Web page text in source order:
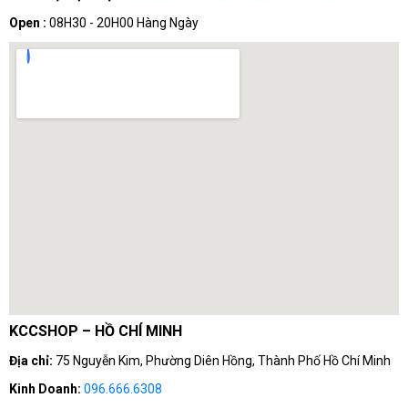
Open : 08H30 - 20H00 Hàng Ngày
KCCSHOP – HỒ CHÍ MINH
Địa chỉ: 75 Nguyễn Kim, Phường Diên Hồng, Thành Phố Hồ Chí Minh
Kinh Doanh: 096.666.6308